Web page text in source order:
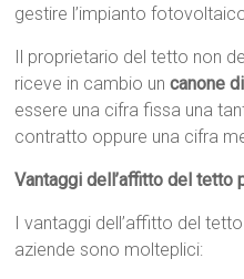
gestire l’impianto
Il proprietario del tetto non
riceve in cambio uncanone
essere una cifra fissa una
contratto oppure una cifra
Vantaggi dell’affitto del tetto
I vantaggi dell’affitto del
aziende sono molteplici: